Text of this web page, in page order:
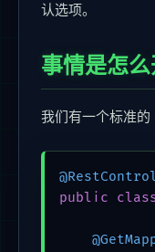
认选项。
事情是怎么
我们有一个标准的
public